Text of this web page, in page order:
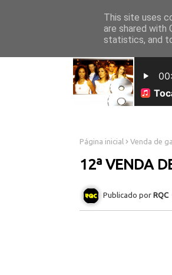
Página inicial Venda de
12ª VENDA
RQC
This site uses
are shared with
statistics, and